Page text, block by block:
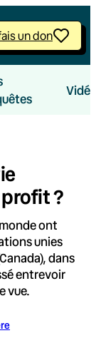
un don
?
ont
unies
dans
entrevoir
vue.